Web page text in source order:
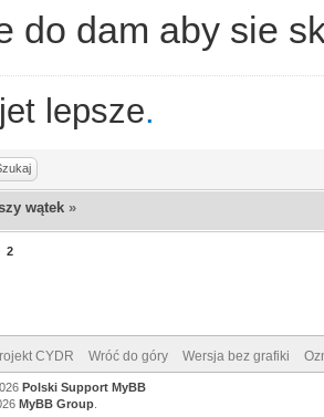
do dam aby sie
lepsze.
wątek »
2
CYDR Wróć do góry Wersja bez grafiki
Polski Support MyBB
MyBB Group